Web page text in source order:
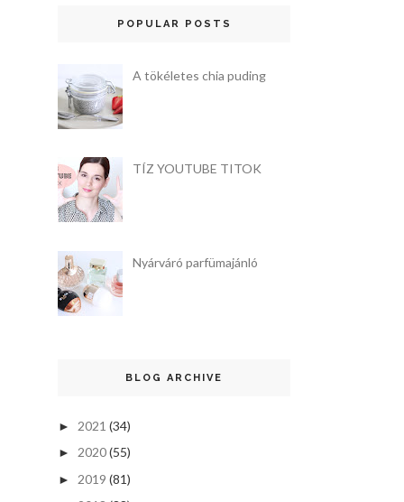
POPULAR POSTS
A tökéletes chia puding
TÍZ YOUTUBE TITOK
Nyárváró parfümajánló
BLOG ARCHIVE
► 2021 (34)
► 2020(55)
► 2019 (81)